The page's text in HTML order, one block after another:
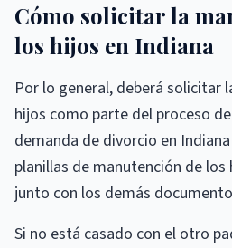
Cómo solicitar la
los hijos en Indiana
Por lo general, deberá solicitar
hijos como parte del proceso
demanda de divorcio en
planillas de manutención de
junto con los demás
Si no está casado con el otro